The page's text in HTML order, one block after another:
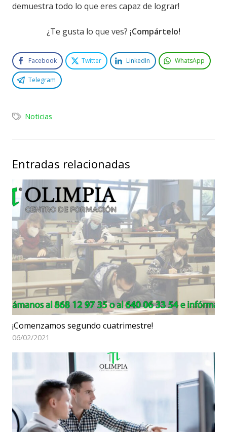
demuestra todo lo que eres capaz de lograr!
¿Te gusta lo que ves? ¡Compártelo!
Facebook Twitter LinkedIn WhatsApp
Telegram
Noticias
Entradas relacionadas
¡Comenzamos segundo cuatrimestre!
06/02/2021